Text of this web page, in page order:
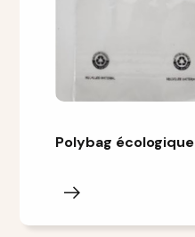
Polybag écologique